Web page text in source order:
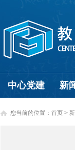
中心党建 新
您当前的位置： 首页 >